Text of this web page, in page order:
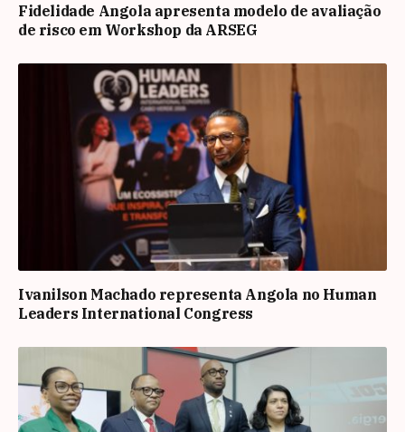
Fidelidade Angola apresenta modelo de avaliação
de risco em Workshop da ARSEG
Ivanilson Machado representa Angola no Human
Leaders International Congress